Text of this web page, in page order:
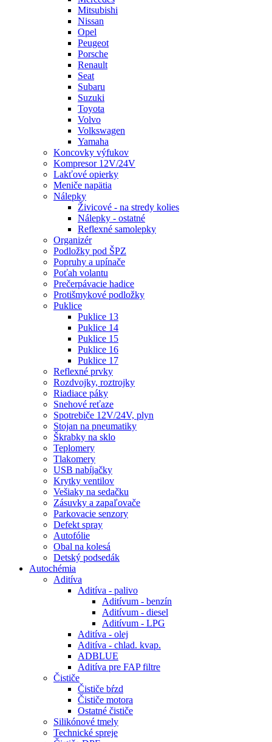
Mitsubishi
Nissan
Opel
Peugeot
Porsche
Renault
Seat
Subaru
Suzuki
Toyota
Volvo
Volkswagen
Yamaha
Koncovky výfukov
Kompresor 12V/24V
Lakťové opierky
Meniče napätia
Nálepky
Živicové - na stredy kolies
Nálepky - ostatné
Reflexné samolepky
Organizér
Podložky pod ŠPZ
Popruhy a upínače
Poťah volantu
Prečerpávacie hadice
Protišmykové podložky
Puklice
Puklice 13
Puklice 14
Puklice 15
Puklice 16
Puklice 17
Reflexné prvky
Rozdvojky, roztrojky
Riadiace páky
Snehové reťaze
Spotrebiče 12V/24V, plyn
Stojan na pneumatiky
Škrabky na sklo
Teplomery
Tlakomery
USB nabíjačky
Krytky ventilov
Vešiaky na sedačku
Zásuvky a zapaľovače
Parkovacie senzory
Defekt spray
Autofólie
Obal na kolesá
Detský podsedák
Autochémia
Aditíva
Aditíva - palivo
Aditívum - benzín
Aditívum - diesel
Aditívum - LPG
Aditíva - olej
Aditíva - chlad. kvap.
ADBLUE
Aditíva pre FAP filtre
Čističe
Čističe bŕzd
Čističe motora
Ostatné čističe
Silikónové tmely
Technické spreje